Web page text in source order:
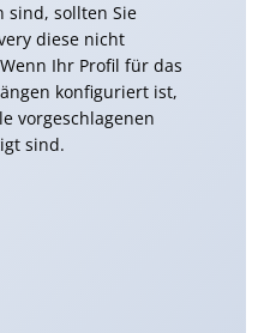
sind, sollten Sie
diese nicht
Ihr Profil für das
konfiguriert ist,
vorgeschlagenen
sind.